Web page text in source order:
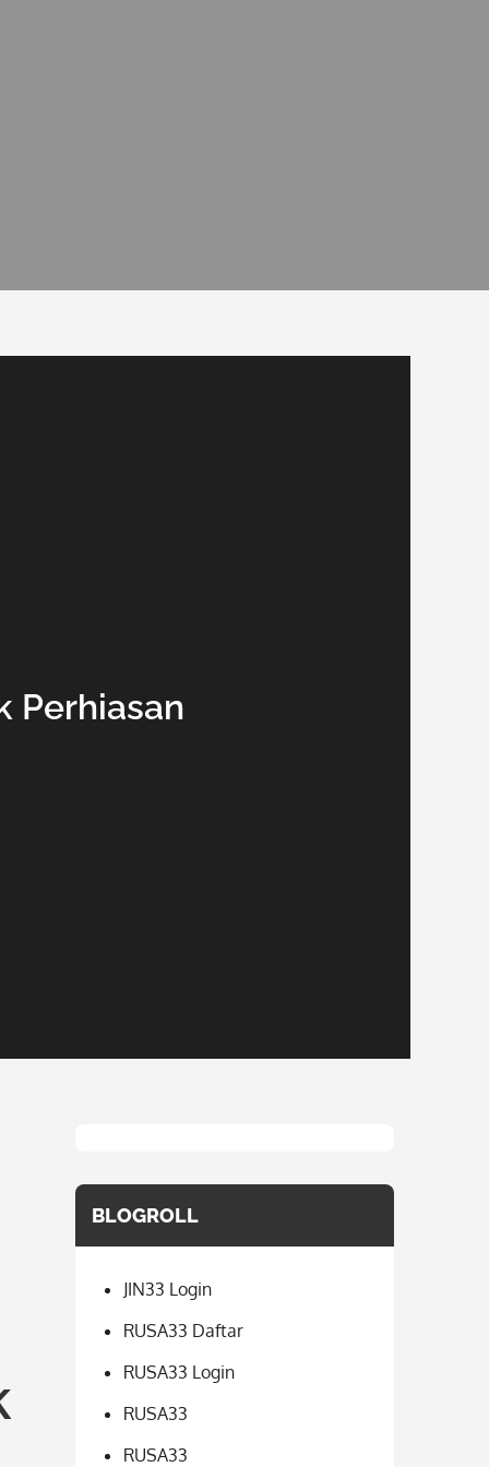
Perhiasan
BLOGROLL
JIN33 Login
RUSA33 Daftar
RUSA33 Login
RUSA33
RUSA33